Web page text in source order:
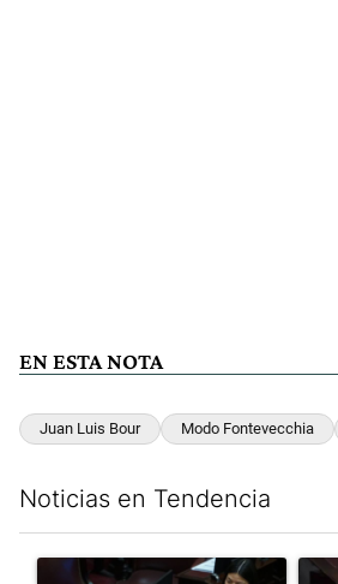
EN ESTA NOTA
Juan Luis Bour Modo Fontevecchia
Noticias en Tendencia
Un artículo de tendencia con el
Un